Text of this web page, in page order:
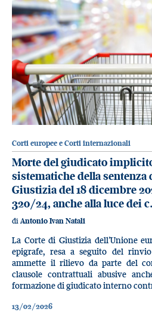
Corti europee e Corti internazionali
Morte del giudicato
sistematiche della sentenza
Giustizia del 18 dicembre
320/24, anche alla luce dei
di Antonio Ivan Natali
La Corte di Giustizia dell’Unione
epigrafe, resa a seguito del rinvio
ammette il rilievo da parte del
clausole contrattuali abusive
formazione di giudicato interno
13/02/2026